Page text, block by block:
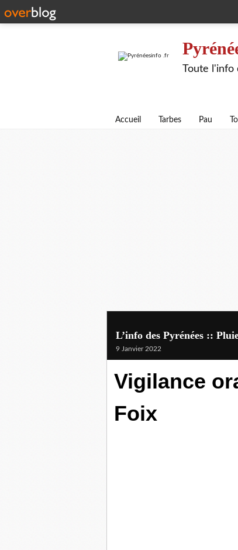
Toute l'info
Accueil Tarbes Pau
L’info des Pyrénées ::
9 Janvier 2022
Vigilance
Foix